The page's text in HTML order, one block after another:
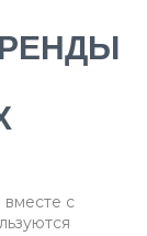
вместе с